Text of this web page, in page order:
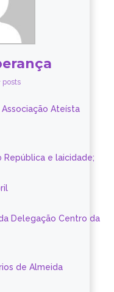
posts
Ateísta
República e laicidade;
Delegação Centro da
de Almeida